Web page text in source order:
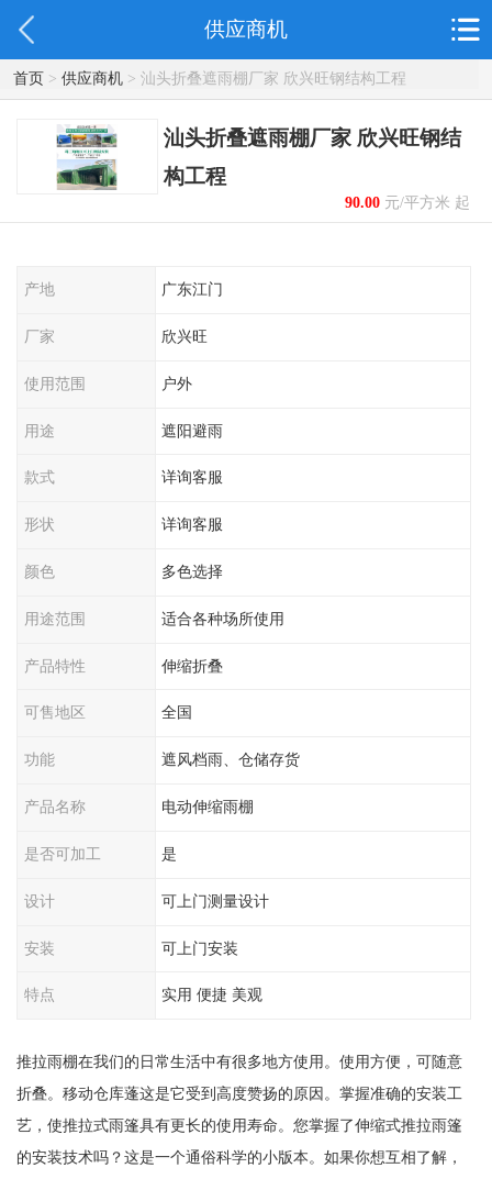
供应商机
首页> 供应商机> 汕头折叠遮雨棚厂家 欣兴旺钢结构工程
汕头折叠遮雨棚厂家 欣兴旺钢结
构工程
90.00元/平方米 起
产地 广东江门
厂家 欣兴旺
使用范围 户外
用途 遮阳避雨
款式 详询客服
形状 详询客服
颜色 多色选择
用途范围 适合各种场所使用
产品特性 伸缩折叠
可售地区 全国
功能 遮风档雨、仓储存货
产品名称 电动伸缩雨棚
是否可加工 是
设计 可上门测量设计
安装 可上门安装
特点 实用 便捷 美观
推拉雨棚在我们的日常生活中有很多地方使用。使用方便，可随意
折叠。移动仓库蓬这是它受到高度赞扬的原因。掌握准确的安装工
艺，使推拉式雨篷具有更长的使用寿命。您掌握了伸缩式推拉雨篷
的安装技术吗？这是一个通俗科学的小版本。如果你想互相了解，